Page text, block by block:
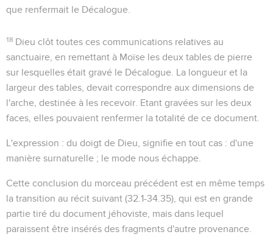
que renfermait le Décalogue.
18 Dieu clôt toutes ces communications relatives au
sanctuaire, en remettant à Moïse les deux tables de pierre
sur lesquelles était gravé le Décalogue. La longueur et la
largeur des tables, devait correspondre aux dimensions de
l'arche, destinée à les recevoir. Etant gravées sur les deux
faces, elles pouvaient renfermer la totalité de ce document.
L'expression : du doigt de Dieu , signifie en tout cas : d'une
manière surnaturelle ; le mode nous échappe.
Cette conclusion du morceau précédent est en même temps
la transition au récit suivant (32.1-34.35), qui est en grande
partie tiré du document jéhoviste, mais dans lequel
paraissent être insérés des fragments d'autre provenance.